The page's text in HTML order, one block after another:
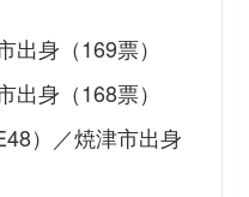
身（169票）
身（168票）
）／焼津市出身